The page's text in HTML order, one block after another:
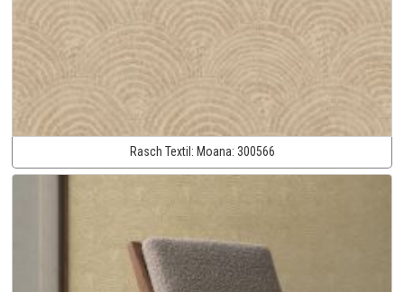
Rasch Textil: Moana: 300566